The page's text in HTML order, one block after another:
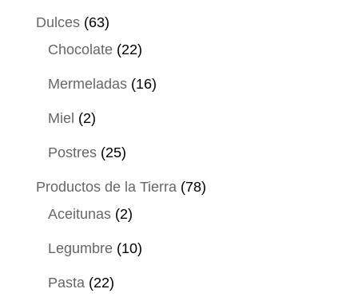
Dulces 6363
productos
Chocolate 2222
productos
Mermeladas 1616
Miel 22
productos
Postres 2525
productos
Productos de la Tierra 7878
Aceitunas 22
productos
Legumbre 1010
Pasta 2222